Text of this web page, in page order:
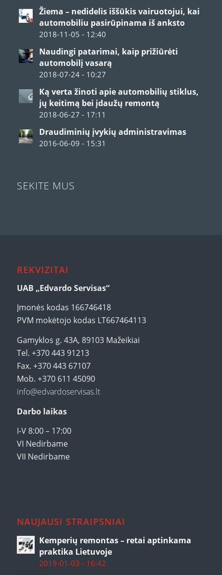
Žiema – nedidelis iššūkis vairuotojui, kai
automobiliu pasirūpinama iš anksto
2018-11-05 - 12:40
Naudingi patarimai, kaip prižiūrėti
automobilį vasarą
2018-07-24 - 10:27
Ką verta žinoti apie automobilių stiklus,
jų keitimą bei įdaužų remontą
2018-06-27 - 17:11
Draudiminių įvykių administravimas
2016-06-09 - 15:31
SEKITE MUS
REKVIZITAI
UAB „Edvardo Servisas“
Įmonės kodas 166746418
PVM mokėtojo kodas LT667464113
Gamyklos g. 43A, 89103 Mažeikiai
Tel. +370 443 91213
Fax. +370 443 67107
Mob. +370 611 45090
info@edvardoservisas.lt
Darbo laikas
I-V 8:00 – 17:00
VI Nedirbame
VII Nedirbame
NAUJAUSI STRAIPSNIAI
Kemperių remontas – retai aptinkama
praktika Lietuvoje
2019-01-03 - 16:42